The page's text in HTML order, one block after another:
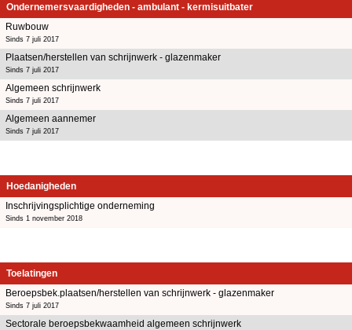
Ondernemersvaardigheden - ambulant - kermisuitbater
Ruwbouw
Sinds 7 juli 2017
Plaatsen/herstellen van schrijnwerk - glazenmaker
Sinds 7 juli 2017
Algemeen schrijnwerk
Sinds 7 juli 2017
Algemeen aannemer
Sinds 7 juli 2017
Hoedanigheden
Inschrijvingsplichtige onderneming
Sinds 1 november 2018
Toelatingen
Beroepsbek.plaatsen/herstellen van schrijnwerk - glazenmaker
Sinds 7 juli 2017
Sectorale beroepsbekwaamheid algemeen schrijnwerk